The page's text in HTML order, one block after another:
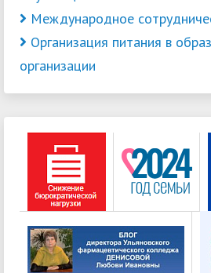
Международное
Организация питания в
организации